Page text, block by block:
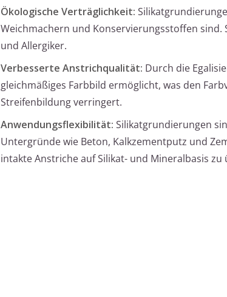
Ökologische Verträglichkeit:
Weichmachern und Konservierungsstoffen
und Allergiker.
Verbesserte Anstrichqualität: Durch die
gleichmäßiges Farbbild ermöglicht, was den
Streifenbildung verringert.
Anwendungsflexibilität: Silikatgrundierungen
Untergründe wie Beton, Kalkzementputz und
intakte Anstriche auf Silikat- und Mineralbasis zu